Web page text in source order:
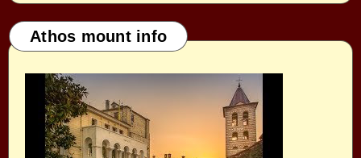
Athos mount info